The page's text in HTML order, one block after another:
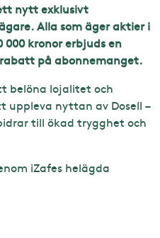
nytt exklusivt
Alla som äger aktier i
kronor erbjuds en
rabatt på abonnemanget.
belöna lojalitet och
nyttan av Dosell –
till ökad trygghet och
iZafes helägda